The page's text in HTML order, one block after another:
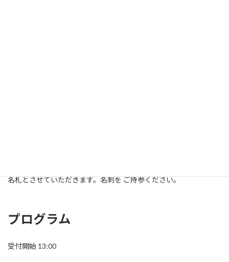
名札とさせていただきます。名刺を ご持参ください。
プログラム
受付開始 13:00